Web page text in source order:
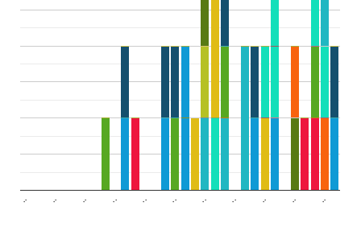
.. .. .. .. .. .. .. .. .. .. ..